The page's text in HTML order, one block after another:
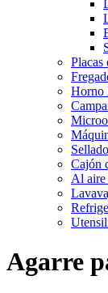
Placas
Horno
Cajón
Al aire
Agarre